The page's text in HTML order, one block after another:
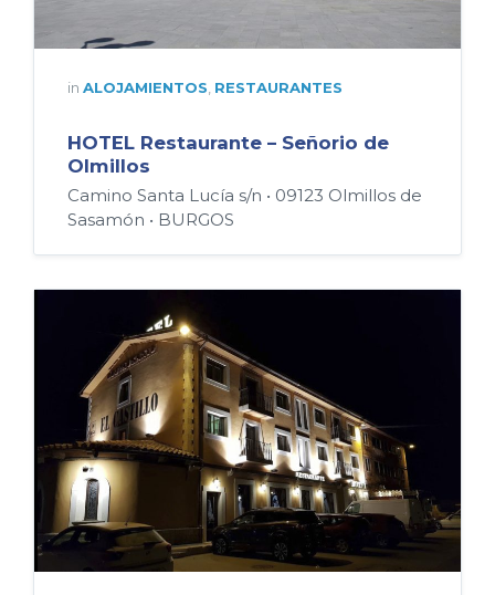
in ALOJAMIENTOS RESTAURANTES
HOTEL Restaurante – Señorio de
Olmillos
Camino Santa Lucía s/n • 09123 Olmillos de
Sasamón • BURGOS